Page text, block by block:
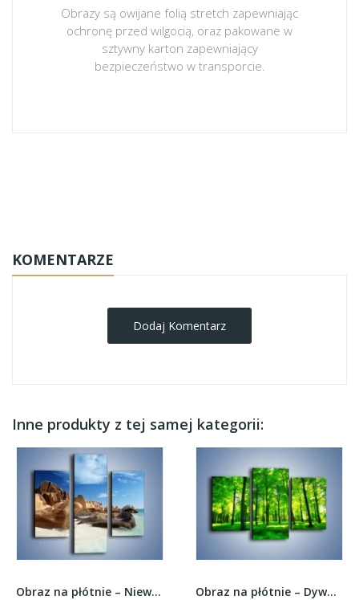
Obrazy są owijane folią stretch zapewniając
ochronę przed wilgocią, oraz pakowane w
sztywny karton zapewniający
bezpieczeństwo w transporcie.
KOMENTARZE
Dodaj Komentarz
Inne produkty z tej samej kategorii:
Obraz na płótnie – Niewyobrażalny błękit oceanu... Obraz na płótnie – Dywan z zielonych paproci –...